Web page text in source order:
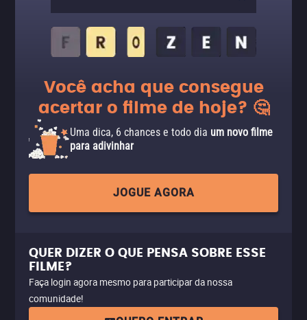
Você acha que consegue
acertar o filme de hoje? 🤔
Uma dica, 6 chances e todo dia um novo filme
para adivinhar
JOGUE AGORA
QUER DIZER O QUE PENSA SOBRE ESSE
FILME?
Faça login agora mesmo para participar da nossa
comunidade!